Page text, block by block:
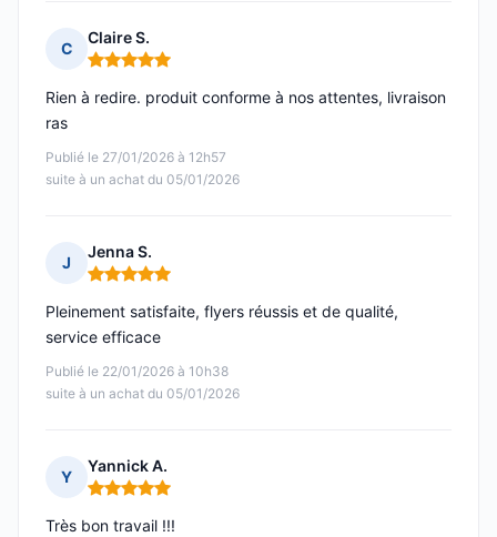
C
Claire S.
Note : 5 sur 5
Publié le 27/01/2026 à 12h57
suite à un achat du 05/01/2026
Rien à redire. produit conforme à nos attentes, livraison
ras
J
Jenna S.
Note : 5 sur 5
Publié le 22/01/2026 à 10h38
suite à un achat du 05/01/2026
Pleinement satisfaite, flyers réussis et de qualité,
service efficace
Y
Yannick A.
Note : 5 sur 5
Très bon travail !!!